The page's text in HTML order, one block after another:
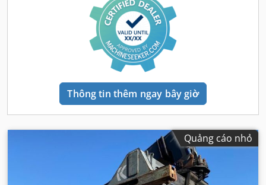
Thông tin thêm ngay bây giờ
Quảng cáo nhỏ